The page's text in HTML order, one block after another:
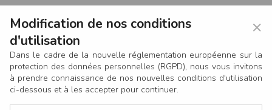
×
Modification de nos conditions
d'utilisation
Dans le cadre de la nouvelle réglementation européenne sur la
protection des données personnelles (RGPD), nous vous invitons
à prendre connaissance de nos nouvelles conditions d'utilisation
ci-dessous et à les accepter pour continuer.